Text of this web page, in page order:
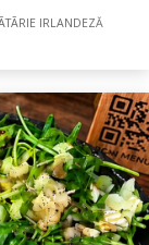
IRLANDEZĂ